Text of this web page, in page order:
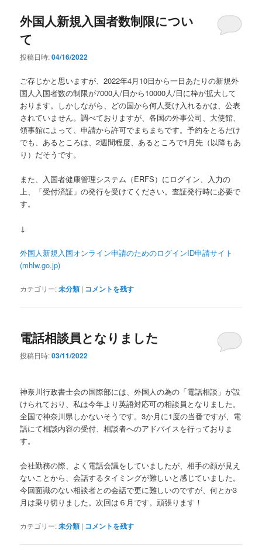
外国人新規入国者数制限につい
て
投稿日時:04/16/2022
ご存じかと思いますが、2022年4月10日から一日あたりの新規外
国人入国者数の制限が7000人/日から10000人/日に枠が拡大して
おります。しかしながら、どの国から何人受け入れるかは、公表
されていません。調べておりますが、各国の外事公司、大使館、
領事館によって、申請から許可でまちまちです。予約をとるだけ
でも、あるところは、2週間程度、あるところで1月先（以降もあ
り）だそうです。
また、入国者健康管理システム（ERFS）にログイン、入力の
上、「受付済証」の発行を受けてください。査証発行時に必要で
す。
↓
外国人新規入国オンライン申請のためのログインID申請サイト
(mhlw.go.jp)
カテゴリー:未分類 | コメントを残す
電話相談員となりました
投稿日時:03/11/2022
神奈川行政書士会の国際部には、外国人の為の「電話相談」が設
けられており、私は今年より英語対応可の相談員となりました。
全国で神奈川県しかないそうです。3か月に1度の当番ですが、電
話にて相談内容の受付、相談者へのアドバイスを行っておりま
す。
会社勤務の際、よく電話会議をしていましたが、相手の顔が見え
ないことから、会話するタイミングが難しいと感じていました。
今回面識のない相談者との会話で更に難しいのですが、何とか3
月は乗り切りました。次回は６月です。頑張ります！
カテゴリー:未分類 | コメントを残す